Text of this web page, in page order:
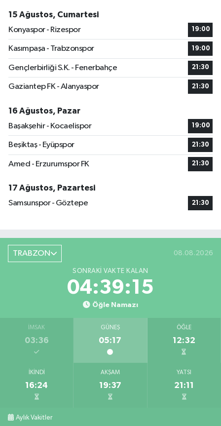
15 Ağustos, Cumartesi
Konyaspor - Rizespor
19:00
Kasımpaşa - Trabzonspor 19:00
Gençlerbirliği S.K. - Fenerbahçe 21:30
Gaziantep FK - Alanyaspor 21:30
16 Ağustos, Pazar
Başakşehir - Kocaelispor
19:00
Beşiktaş - Eyüpspor 21:30
Amed - Erzurumspor FK 21:30
17 Ağustos, Pazartesi
Samsunspor - Göztepe
21:30
TRABZON 08.08.2026
SONRAKI VAKTE KALAN
04:39:15
Öğle Namazı
İMSAK
03:36
GÜNEŞ
05:17
ÖĞLE
12:32
İKINDI
16:24
AKŞAM
19:37
YATSI
21:11
Aylık Vakitler